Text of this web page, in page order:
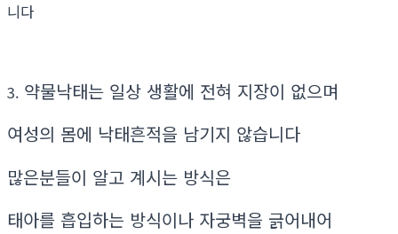
니다
3. 약물낙태는 일상 생활에 전혀 지장이 없으며
여성의 몸에 낙태흔적을 남기지 않습니다
많은분들이 알고 계시는 방식은
태아를 흡입하는 방식이나 자궁벽을 긁어내어